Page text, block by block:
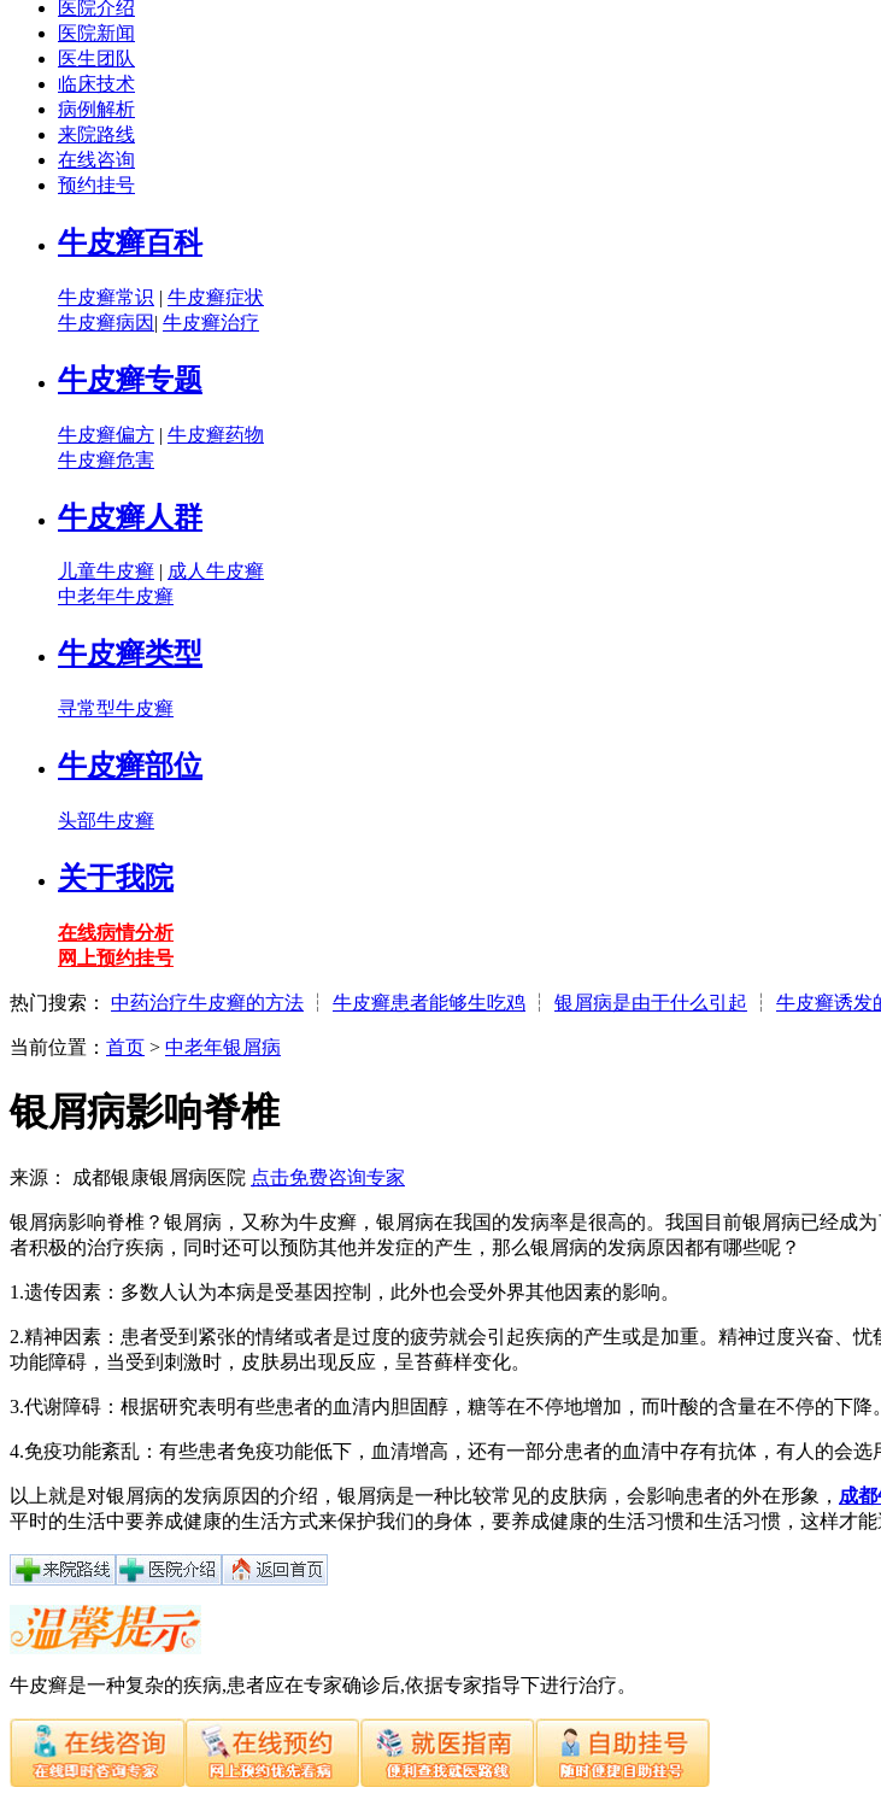
医院介绍
医院新闻
医生团队
临床技术
病例解析
来院路线
在线咨询
预约挂号
牛皮癣百科
牛皮癣常识 | 牛皮癣症状
牛皮癣病因 | 牛皮癣治疗
牛皮癣专题
牛皮癣偏方 | 牛皮癣药物
牛皮癣危害
牛皮癣人群
儿童牛皮癣 | 成人牛皮癣
中老年牛皮癣
牛皮癣类型
寻常型牛皮癣
牛皮癣部位
头部牛皮癣
关于我院
在线病情分析
网上预约挂号
热门搜索： 中药治疗牛皮癣的方法 ┆ 牛皮癣患者能够生吃鸡 ┆ 银屑病是由于什么引起 ┆ 牛皮癣诱发
当前位置： 首页 > 中老年银屑病
银屑病影响脊椎
来源： 成都银康银屑病医院 点击免费咨询专家
银屑病影响脊椎？银屑病，又称为牛皮癣，银屑病在我国的发病率是很高的。我国目前银屑病已经成
者积极的治疗疾病，同时还可以预防其他并发症的产生，那么银屑病的发病原因都有哪些呢？
1.遗传因素：多数人认为本病是受基因控制，此外也会受外界其他因素的影响。
2.精神因素：患者受到紧张的情绪或者是过度的疲劳就会引起疾病的产生或是加重。精神过度兴奋、
功能障碍，当受到刺激时，皮肤易出现反应，呈苔藓样变化。
3.代谢障碍：根据研究表明有些患者的血清内胆固醇，糖等在不停地增加，而叶酸的含量在不停的下降。
4.免疫功能紊乱：有些患者免疫功能低下，血清增高，还有一部分患者的血清中存有抗体，有人的会选
以上就是对银屑病的发病原因的介绍，银屑病是一种比较常见的皮肤病，会影响患者的外在形象， 成
平时的生活中要养成健康的生活方式来保护我们的身体，要养成健康的生活习惯和生活习惯，这样才
牛皮癣是一种复杂的疾病,患者应在专家确诊后,依据专家指导下进行治疗。